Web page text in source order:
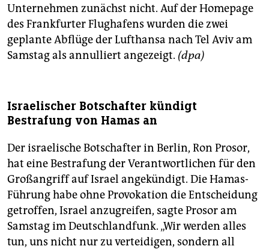
Unternehmen zunächst nicht. Auf der Homepage
des Frankfurter Flughafens wurden die zwei
geplante Abflüge der Lufthansa nach Tel Aviv am
Samstag als annulliert angezeigt. (dpa)
Israelischer Botschafter kündigt
Bestrafung von Hamas an
Der israelische Botschafter in Berlin, Ron Prosor,
hat eine Bestrafung der Verantwortlichen für den
Großangriff auf Israel angekündigt. Die Hamas-
Führung habe ohne Provokation die Entscheidung
getroffen, Israel anzugreifen, sagte Prosor am
Samstag im Deutschlandfunk. „Wir werden alles
tun, uns nicht nur zu verteidigen, sondern all